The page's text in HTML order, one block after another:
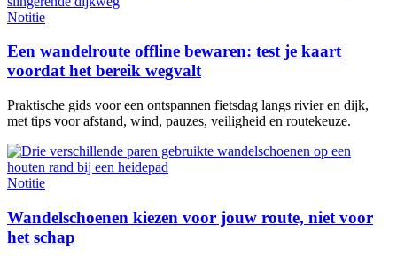
Notitie
Een wandelroute offline bewaren: test je kaart
voordat het bereik wegvalt
Praktische gids voor een ontspannen fietsdag langs rivier en dijk,
met tips voor afstand, wind, pauzes, veiligheid en routekeuze.
Notitie
Wandelschoenen kiezen voor jouw route, niet voor
het schap